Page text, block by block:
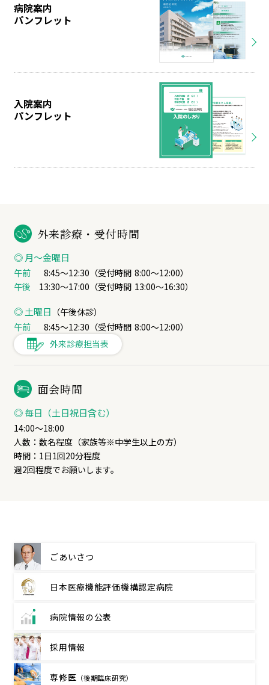
病院案内
パンフレット
入院案内
パンフレット
外来診療・受付時間
◎ 月〜金曜日
午前 8:45～12:30（受付時間 8:00～12:00）
午後
13:30～17:00（受付時間 13:00～16:30）
◎ 土曜日 （午後休診）
午前
8:45～12:30（受付時間 8:00～12:00）
外来診療担当表
面会時間
◎ 毎日（土日祝日含む）
14:00～18:00
人数：数名程度（家族等※中学生以上の方）
時間：1日1回20分程度
週2回程度でお願いします。
ごあいさつ
日本医療機能評価機構認定病院
病院情報の公表
採用情報
専修医 （後期臨床研究）